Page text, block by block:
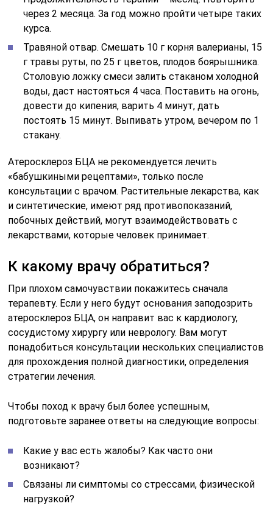
через 2 месяца. За год можно пройти четыре таких
курса.
Травяной отвар. Смешать 10 г корня валерианы, 15
г травы руты, по 25 г цветов, плодов боярышника.
Столовую ложку смеси залить стаканом холодной
воды, даст настояться 4 часа. Поставить на огонь,
довести до кипения, варить 4 минут, дать
постоять 15 минут. Выпивать утром, вечером по 1
стакану.
Атеросклероз БЦА не рекомендуется лечить
«бабушкиными рецептами», только после
консультации с врачом. Растительные лекарства, как
и синтетические, имеют ряд противопоказаний,
побочных действий, могут взаимодействовать с
лекарствами, которые человек принимает.
К какому врачу обратиться?
При плохом самочувствии покажитесь сначала
терапевту. Если у него будут основания заподозрить
атеросклероз БЦА, он направит вас к кардиологу,
сосудистому хирургу или неврологу. Вам могут
понадобиться консультации нескольких специалистов
для прохождения полной диагностики, определения
стратегии лечения.
Чтобы поход к врачу был более успешным,
подготовьте заранее ответы на следующие вопросы:
Какие у вас есть жалобы? Как часто они
возникают?
Связаны ли симптомы со стрессами, физической
нагрузкой?